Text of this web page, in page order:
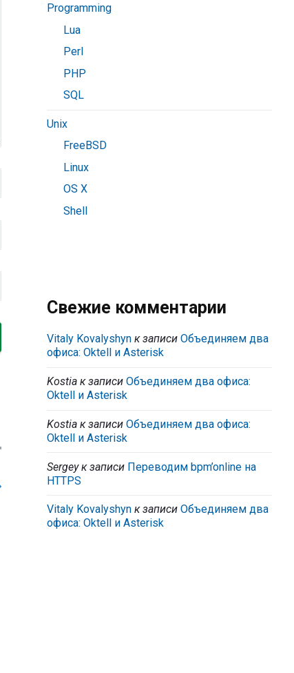
Programming
Lua
Perl
PHP
SQL
Unix
FreeBSD
Linux
OS X
Shell
Свежие комментарии
Vitaly Kovalyshyn к записиОбъединяем два
офиса: Oktell и Asterisk
Kostia к записиОбъединяем два офиса:
Oktell и Asterisk
Kostia к записиОбъединяем два офиса:
Oktell и Asterisk
Sergeyк записи Переводим bpm’online на
HTTPS
Vitaly Kovalyshyn к записиОбъединяем два
офиса: Oktell и Asterisk